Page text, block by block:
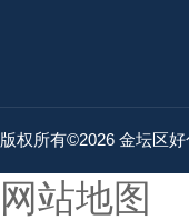
版权所有©2026 金坛区
网站地图